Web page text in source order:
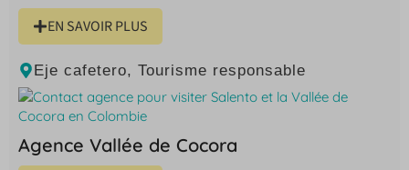
EN SAVOIR PLUS
Eje cafetero, Tourisme responsable
Agence Vallée de Cocora